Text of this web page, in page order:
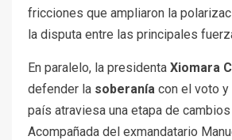
fricciones que ampliaron la
la disputa entre las principales
En paralelo, la presidenta Xiomara
defender la soberanía con el voto
país atraviesa una etapa de
Acompañada del exmandatario